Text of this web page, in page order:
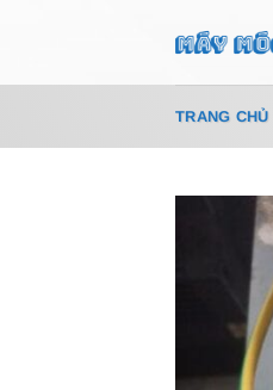
TRANG CHỦ